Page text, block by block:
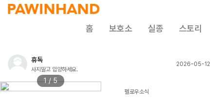
홈 보호소 실종 스토리
휴독
사지말고 입양하세요.
2026-05-12
1 / 5
펠로우소식